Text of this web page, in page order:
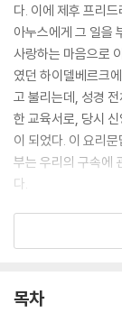
다. 이에 제후 프리
아누스에게 그 일을
사랑하는 마음으로
였던 하이델베르크
고 불리는데, 성경
한 교육서로, 당시
이 되었다. 이 요리
부는 우리의 구속에
다.
왜 하이델베르크 요
그렇다면 오늘을 사
이 크게 다르지 않기
목차